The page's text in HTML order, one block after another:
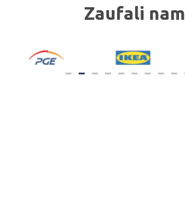
Zaufali nam